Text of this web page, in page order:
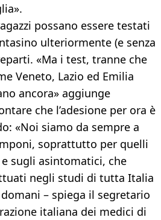
possano essere testati
ulteriormente (e senza
«Ma i test, tranne che
Veneto, Lazio ed Emilia
ancora» aggiunge
che l’adesione per ora è
«Noi siamo da sempre a
soprattutto per quelli
sugli asintomatici, che
negli studi di tutta Italia
– spiega il segretario
italiana dei medici di